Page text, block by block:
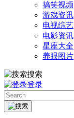
搞笑视频
游戏资讯
电视综艺
电影资讯
星座大全
养眼图片
搜索
登录